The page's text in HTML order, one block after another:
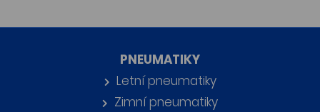
PNEUMATIKY
Letní pneumatiky
Zimní pneumatiky